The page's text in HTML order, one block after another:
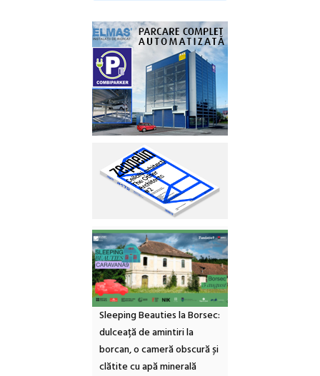
Sleeping Beauties la Borsec:
dulceață de amintiri la
borcan, o cameră obscură și
clătite cu apă minerală